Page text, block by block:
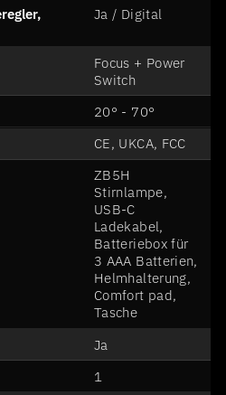
Ja / Digital
Focus + Power
Switch
20° - 70°
CE, UKCA, FCC
ZB5H
Stirnlampe,
USB-C
Ladekabel,
Batteriebox für
3 AAA Batterien,
Helmhalterung,
Comfort pad,
Tasche
Ja
1